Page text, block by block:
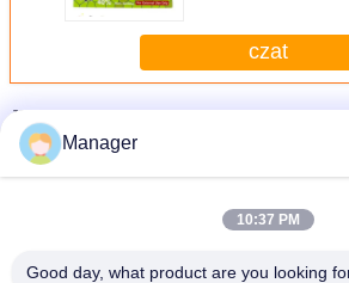
czat
Jeszcze
Manager
10:37 PM
Good day, what product are you looking